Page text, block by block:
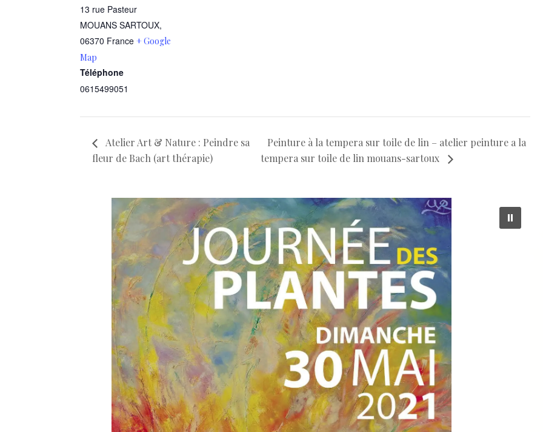
13 rue Pasteur
MOUANS SARTOUX,
06370 France + Google
Map
Téléphone
0615499051
Atelier Art & Nature : Peindre sa
fleur de Bach (art thérapie)
Peinture à la tempera sur toile de lin – atelier peinture a la
tempera sur toile de lin mouans-sartoux